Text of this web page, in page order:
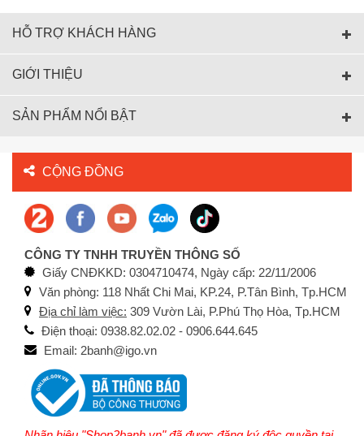
HỖ TRỢ KHÁCH HÀNG
GIỚI THIỆU
SẢN PHẨM NỔI BẬT
CỘNG ĐỒNG
CÔNG TY TNHH TRUYỀN THÔNG SỐ
Giấy CNĐKKD: 0304710474, Ngày cấp: 22/11/2006
Văn phòng: 118 Nhất Chi Mai, KP.24, P.Tân Bình, Tp.HCM
Địa chỉ làm việc: 309 Vườn Lài, P.Phú Thọ Hòa, Tp.HCM
Điện thoại: 0938.82.02.02 - 0906.644.645
Email: 2banh@igo.vn